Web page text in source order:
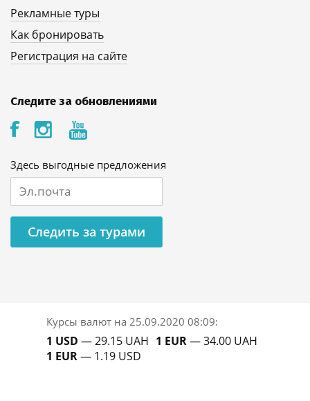
Рекламные туры
Как бронировать
Регистрация на сайте
Следите за обновлениями
Здесь выгодные предложения
Следить за турами
Курсы валют на 25.09.2020 08:09:
1 USD — 29.15 UAH
1 EUR— 1.19 USD
1 EUR— 34.00 UAH